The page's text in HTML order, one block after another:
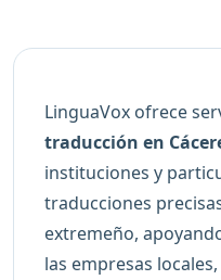
LinguaVox ofrece
traducción en
instituciones y
traducciones
extremeño,
las empresas